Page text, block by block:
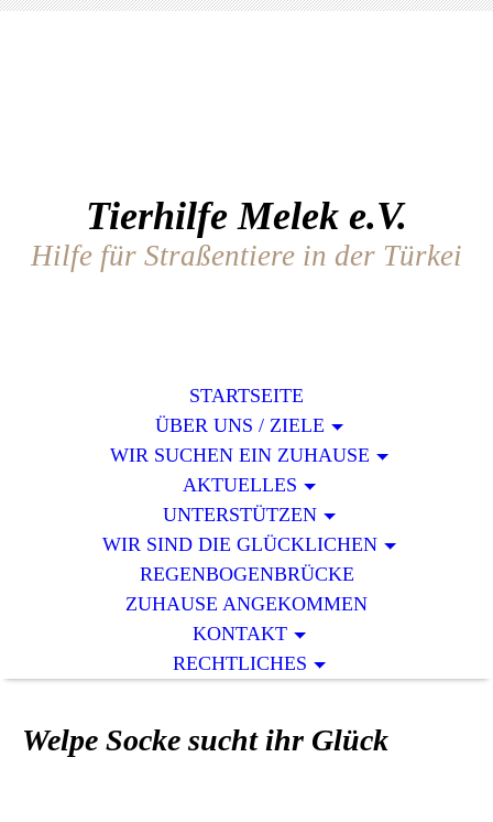
Tierhilfe Melek e.V.
Hilfe für Straßentiere in der Türkei
STARTSEITE
ÜBER UNS / ZIELE
WIR SUCHEN EIN ZUHAUSE
AKTUELLES
UNTERSTÜTZEN
WIR SIND DIE GLÜCKLICHEN
REGENBOGENBRÜCKE
ZUHAUSE ANGEKOMMEN
KONTAKT
RECHTLICHES
Welpe Socke sucht ihr Glück